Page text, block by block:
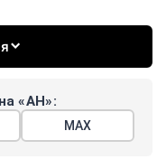
«АН»:
МАХ